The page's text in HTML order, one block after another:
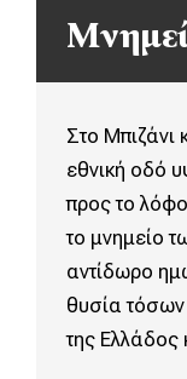
Στο Μπιζάνι
εθνική οδό
προς το
το μνημείο
αντίδωρο
θυσία
της Ελλάδος